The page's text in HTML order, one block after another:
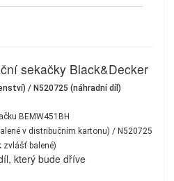
sekačky Black&Decker
/ N520725 (náhradní díl)
BEMW451BH
v distribučním kartonu) / N520725
zvlášť balené)
který bude dříve